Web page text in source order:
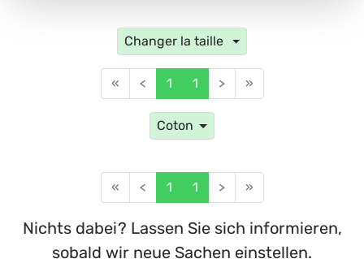
Changer la taille
« < 1 1 > »
Coton
« < 1 1 > »
Nichts dabei? Lassen Sie sich informieren,
sobald wir neue Sachen einstellen.